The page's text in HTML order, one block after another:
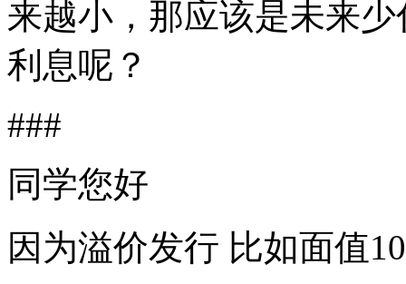
来越小，那应该是未来
利息呢？
###
同学您好
因为溢价发行 比如面值